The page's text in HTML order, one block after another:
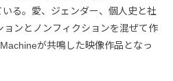
る。愛、ジェンダー、個人史と社
ンとノンフィクションを混ぜて作
が共鳴した映像作品となっ